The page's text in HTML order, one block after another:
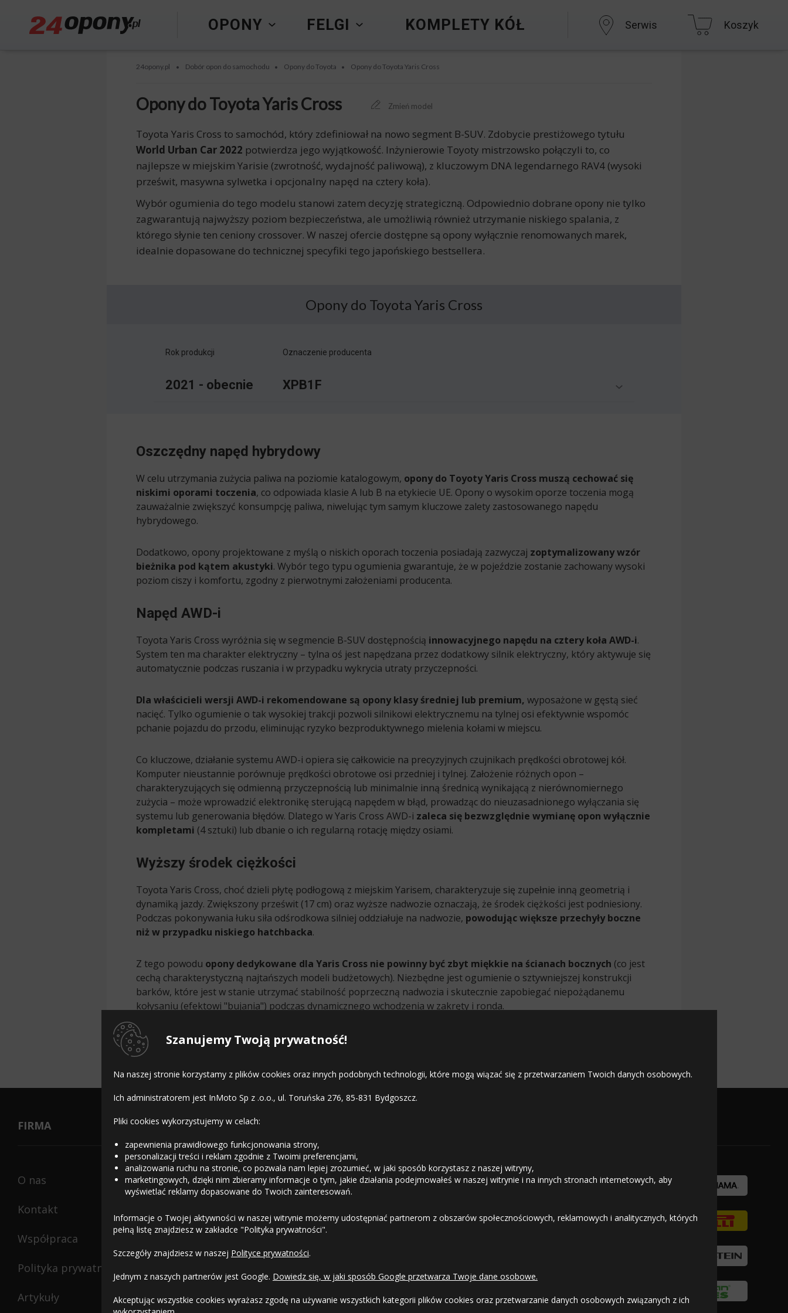
Szanujemy Twoją prywatność!
Na naszej stronie korzystamy z plików cookies oraz innych podobnych technologii, które mogą wiązać się z przetwarzaniem Twoich danych osobowych.
Ich administratorem jest InMoto Sp z .o.o., ul. Toruńska 276, 85-831 Bydgoszcz.
Pliki cookies wykorzystujemy w celach:
zapewnienia prawidłowego funkcjonowania strony,
personalizacji treści i reklam zgodnie z Twoimi preferencjami,
analizowania ruchu na stronie, co pozwala nam lepiej zrozumieć, w jaki sposób korzystasz z naszej witryny,
marketingowych, dzięki nim zbieramy informacje o tym, jakie działania podejmowałeś w naszej witrynie i na innych stronach internetowych, aby
wyświetlać reklamy dopasowane do Twoich zainteresowań.
Informacje o Twojej aktywności w naszej witrynie możemy udostępniać partnerom z obszarów społecznościowych, reklamowych i analitycznych, których
pełną listę znajdziesz w zakładce "Polityka prywatności".
Szczegóły znajdziesz w naszej Polityce prywatności.
Jednym z naszych partnerów jest Google. Dowiedz się, w jaki sposób Google przetwarza Twoje dane osobowe.
Akceptując wszystkie cookies wyrażasz zgodę na używanie wszystkich kategorii plików cookies oraz przetwarzanie danych osobowych związanych z ich
OPONY FELGI KOMPLETY KÓŁ Serwis Koszyk
24opony.pl • Dobór opon do samochodu • Opony do Toyota • Opony do Toyota Yaris Cross
Opony do Toyota Yaris Cross Zmień model
Toyota Yaris Cross to samochód, który zdefiniował na nowo segment B-SUV. Zdobycie prestiżowego tytułu
World Urban Car 2022 potwierdza jego wyjątkowość. Inżynierowie Toyoty mistrzowsko połączyli to, co
najlepsze w miejskim Yarisie (zwrotność, wydajność paliwową), z kluczowym DNA legendarnego RAV4 (wysoki
prześwit, masywna sylwetka i opcjonalny napęd na cztery koła).
Wybór ogumienia do tego modelu stanowi zatem decyzję strategiczną. Odpowiednio dobrane opony nie tylko
zagwarantują najwyższy poziom bezpieczeństwa, ale umożliwią również utrzymanie niskiego spalania, z
którego słynie ten ceniony crossover. W naszej ofercie dostępne są opony wyłącznie renomowanych marek,
idealnie dopasowane do technicznej specyfiki tego japońskiego bestsellera.
Opony do Toyota Yaris Cross
Rok produkcji Oznaczenie producenta
2021 - obecnie XPB1F
Oszczędny napęd hybrydowy
W celu utrzymania zużycia paliwa na poziomie katalogowym, opony do Toyoty Yaris Cross muszą cechować się
niskimi oporami toczenia, co odpowiada klasie A lub B na etykiecie UE. Opony o wysokim oporze toczenia mogą
zauważalnie zwiększyć konsumpcję paliwa, niwelując tym samym kluczowe zalety zastosowanego napędu
hybrydowego.
Dodatkowo, opony projektowane z myślą o niskich oporach toczenia posiadają zazwyczaj zoptymalizowany wzór
bieżnika pod kątem akustyki. Wybór tego typu ogumienia gwarantuje, że w pojeździe zostanie zachowany wysoki
poziom ciszy i komfortu, zgodny z pierwotnymi założeniami producenta.
Napęd AWD-i
Toyota Yaris Cross wyróżnia się w segmencie B-SUV dostępnością innowacyjnego napędu na cztery koła AWD-i.
System ten ma charakter elektryczny – tylna oś jest napędzana przez dodatkowy silnik elektryczny, który aktywuje się
automatycznie podczas ruszania i w przypadku wykrycia utraty przyczepności.
Dla właścicieli wersji AWD-i rekomendowane są opony klasy średniej lub premium, wyposażone w gęstą sieć
nacięć. Tylko ogumienie o tak wysokiej trakcji pozwoli silnikowi elektrycznemu na tylnej osi efektywnie wspomóc
pchanie pojazdu do przodu, eliminując ryzyko bezproduktywnego mielenia kołami w miejscu.
Co kluczowe, działanie systemu AWD-i opiera się całkowicie na precyzyjnych czujnikach prędkości obrotowej kół.
Komputer nieustannie porównuje prędkości obrotowe osi przedniej i tylnej. Założenie różnych opon –
charakteryzujących się odmienną przyczepnością lub minimalnie inną średnicą wynikającą z nierównomiernego
zużycia – może wprowadzić elektronikę sterującą napędem w błąd, prowadząc do nieuzasadnionego wyłączania się
systemu lub generowania błędów. Dlatego w Yaris Cross AWD-i zaleca się bezwzględnie wymianę opon wyłącznie
kompletami (4 sztuki) lub dbanie o ich regularną rotację między osiami.
Wyższy środek ciężkości
Toyota Yaris Cross, choć dzieli płytę podłogową z miejskim Yarisem, charakteryzuje się zupełnie inną geometrią i
dynamiką jazdy. Zwiększony prześwit (17 cm) oraz wyższe nadwozie oznaczają, że środek ciężkości jest podniesiony.
Podczas pokonywania łuku siła odśrodkowa silniej oddziałuje na nadwozie, powodując większe przechyły boczne
niż w przypadku niskiego hatchbacka.
Z tego powodu opony dedykowane dla Yaris Cross nie powinny być zbyt miękkie na ścianach bocznych (co jest
cechą charakterystyczną najtańszych modeli budżetowych). Niezbędne jest ogumienie o sztywniejszej konstrukcji
barków, które jest w stanie utrzymać stabilność poprzeczną nadwozia i skutecznie zapobiegać niepożądanemu
kołysaniu (efektowi "bujania") podczas dynamicznego wchodzenia w zakręty i ronda.
Ważne:Najpopularniejszym rozmiarem montowanym fabrycznie w modelu Yaris Cross jest
zawsze przed zakupem sprawdź rozmiar na boku obecnie posiadanych opon lub w instrukcji pojazdu.
FIRMA
O nas
Kontakt
Współpraca
Polityka prywatności
Artykuły
Odstąpienie od umowy
Dlaczego warto kupić w 24opony.pl